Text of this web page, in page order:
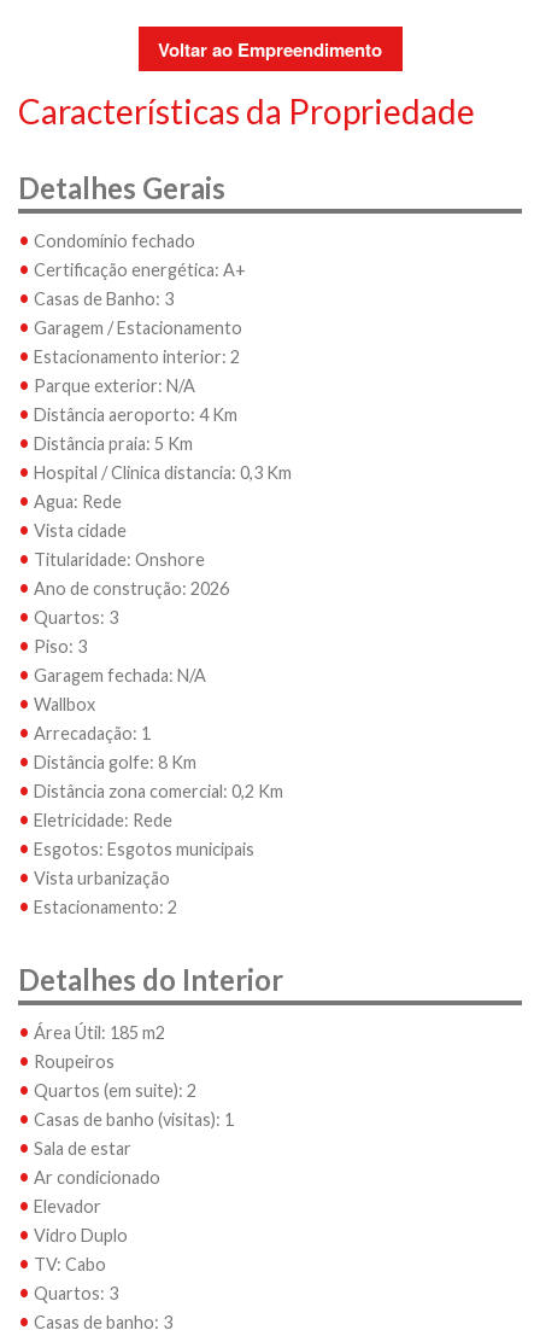
Voltar ao Empreendimento
Características da Propriedade
Detalhes Gerais
• Condomínio fechado
• Certificação energética: A+
• Casas de Banho: 3
• Garagem / Estacionamento
• Estacionamento interior: 2
• Parque exterior: N/A
• Distância aeroporto: 4 Km
• Distância praia: 5 Km
• Hospital / Clinica distancia: 0,3 Km
• Agua: Rede
• Vista cidade
• Titularidade: Onshore
• Ano de construção: 2026
• Quartos: 3
• Piso: 3
• Garagem fechada: N/A
• Wallbox
• Arrecadação: 1
• Distância golfe: 8 Km
• Distância zona comercial: 0,2 Km
• Eletricidade: Rede
• Esgotos: Esgotos municipais
• Vista urbanização
• Estacionamento: 2
Detalhes do Interior
• Área Útil: 185 m2
• Roupeiros
• Quartos (em suite): 2
• Casas de banho (visitas): 1
• Sala de estar
• Ar condicionado
• Elevador
• Vidro Duplo
• TV: Cabo
• Quartos: 3
• Casas de banho: 3